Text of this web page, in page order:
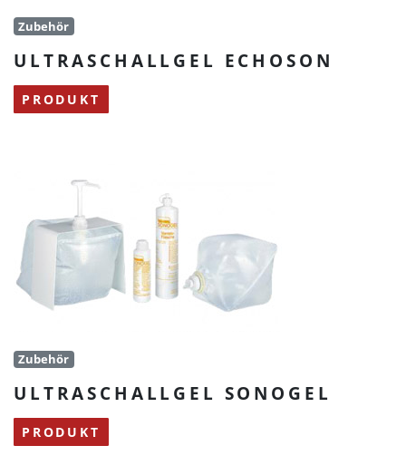
Zubehör
ULTRASCHALLGEL ECHOSON
PRODUKT
Zubehör
ULTRASCHALLGEL SONOGEL
PRODUKT